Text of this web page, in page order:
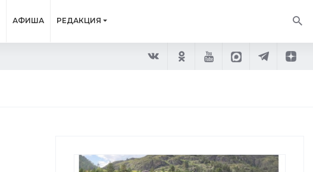
АФИША РЕДАКЦИЯ